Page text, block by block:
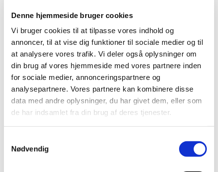
Denne hjemmeside bruger cookies
Vi bruger cookies til at tilpasse vores indhold og
annoncer, til at vise dig funktioner til sociale medier og til
at analysere vores trafik. Vi deler også oplysninger om
din brug af vores hjemmeside med vores partnere inden
for sociale medier, annonceringspartnere og
analysepartnere. Vores partnere kan kombinere disse
data med andre oplysninger, du har givet dem, eller som
de har indsamlet fra din brug af deres tjenester.
Nødvendig
vi fælles grund, når alle har ret - og ingen lytter?
Alle er velkomne, og der er gratis entré.
Det er de fire sogne, der sammen med Osted
Valgmenighed har arrangeret foredraget.